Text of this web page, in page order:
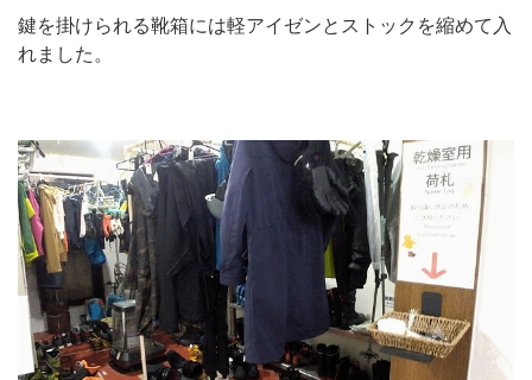
鍵を掛けられる靴箱には軽アイゼンとストックを縮めて入
れました。